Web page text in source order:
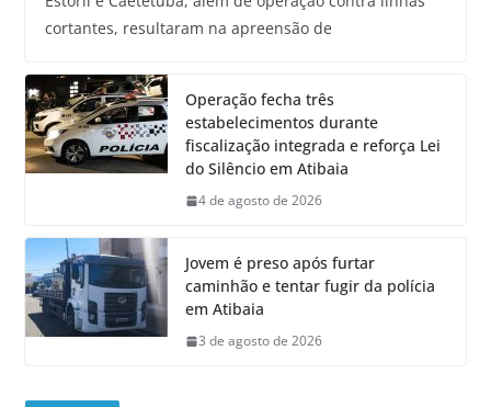
cortantes, resultaram na apreensão de
Operação fecha três
estabelecimentos durante
fiscalização integrada e reforça Lei
do Silêncio em Atibaia
4 de agosto de 2026
Jovem é preso após furtar
caminhão e tentar fugir da polícia
em Atibaia
3 de agosto de 2026